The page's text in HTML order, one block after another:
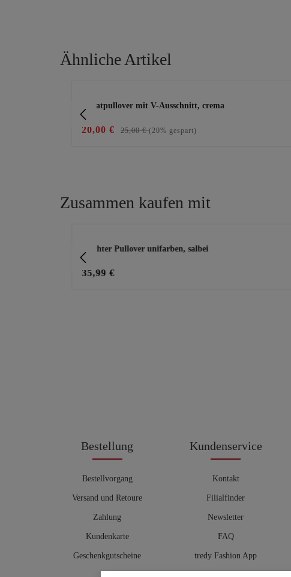
Ähnliche Artikel
Sweatpullover mit V-Ausschnitt, crema
20,00 € 25,00 €(20% gespart)
Zusammen kaufen mit
Leichter Pullover unifarben, salbei
35,99 €
Bestellung
Bestellvorgang
Versand und Retoure
Zahlung
Kundenkarte
Geschenkgutscheine
Kundenservice
Kontakt
Filialfinder
Newsletter
FAQ
tredy Fashion App